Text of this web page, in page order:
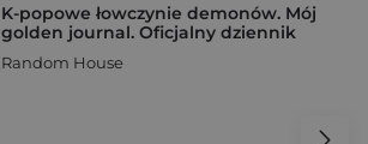
K-popowe łowczynie demonów. Mój
golden journal. Oficjalny dziennik
Random House